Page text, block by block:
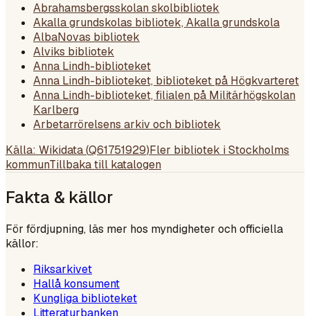
Abrahamsbergsskolan skolbibliotek
Akalla grundskolas bibliotek, Akalla grundskola
AlbaNovas bibliotek
Alviks bibliotek
Anna Lindh-biblioteket
Anna Lindh-biblioteket, biblioteket på Högkvarteret
Anna Lindh-biblioteket, filialen på Militärhögskolan
Karlberg
Arbetarrörelsens arkiv och bibliotek
Källa: Wikidata (Q61751929)Fler bibliotek i Stockholms
kommunTillbaka till katalogen
Fakta & källor
För fördjupning, läs mer hos myndigheter och officiella
källor:
Riksarkivet
Hallå konsument
Kungliga biblioteket
Litteraturbanken